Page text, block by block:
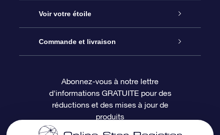
À propos de l’OSR
Nous contacter
Questions fréquemment posées
Revues
Cadeau d’étoile en ligne
Coffret cadeau OSR
Carte cadeau OSR
Voir votre étoile
Registre des étoiles
Page d’accueil personnalisée
Commande et livraison
Informations de paiement
Informations d’expédition
Abonnez-vous à notre lettre
d'informations GRATUITE pour des
réductions et des mises à jour de
produits